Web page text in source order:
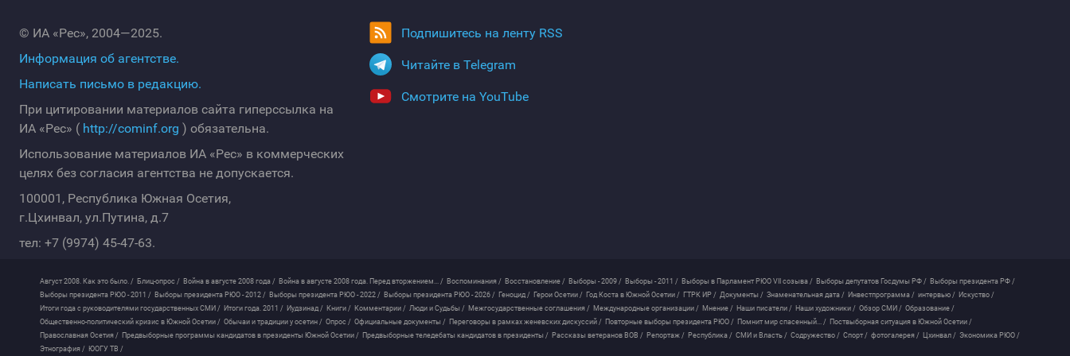
© ИА «Рес», 2004—2025.
Информация об агентстве.
Написать письмо в редакцию.
При цитировании материалов сайта гиперссылка на
ИА «Рес» ( http://cominf.org ) обязательна.
Использование материалов ИА «Рес» в коммерческих
целях без согласия агентства не допускается.
100001, Республика Южная Осетия,
г.Цхинвал, ул.Путина, д.7
тел: +7 (9974) 45-47-63.
Подпишитесь на ленту RSS
Читайте в Telegram
Смотрите на YouTube
Август 2008. Как это было. / Блиц-опрос / Война в августе 2008 года / Война в августе 2008 года. Перед вторжением... / Воспоминания / Восстановление / Выборы - 2009 / Выборы - 2011 / Выборы в Парламент РЮО VII созыва / Выборы депутатов Госдумы РФ / Выборы президента РФ /
Выборы президента РЮО - 2011 / Выборы президента РЮО - 2012 / Выборы президента РЮО - 2022 / Выборы президента РЮО - 2026 / Геноцид / Герои Осетии / Год Коста в Южной Осетии / ГТРК ИР / Документы / Знаменательная дата / Инвестпрограмма / интервью / Искуство /
Итоги года с руководителями государственных СМИ / Итоги года. 2011 / Иудзинад / Книги / Комментарии / Люди и Судьбы / Межгосударственные соглашения / Международные организации / Мнение / Наши писатели / Наши художники / Обзор СМИ / Образование /
Общественно-политический кризис в Южной Осетии / Обычаи и традиции у осетин / Опрос / Официальные документы / Переговоры в рамках женевских дискуссий / Повторные выборы президента РЮО / Помнит мир спасенный... / Поствыборная ситуация в Южной Осетии /
Православная Осетия / Предвыборные программы кандидатов в президенты Южной Осетии / Предвыборные теледебаты кандидатов в президенты / Рассказы ветеранов ВОВ / Репортаж / Республика / СМИ и Власть / Содружество / Спорт / фотогалерея / Цхинвал / Экономика РЮО /
Этнография / ЮОГУ ТВ /